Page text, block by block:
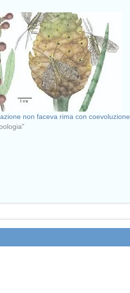
non faceva rima con coevoluzione